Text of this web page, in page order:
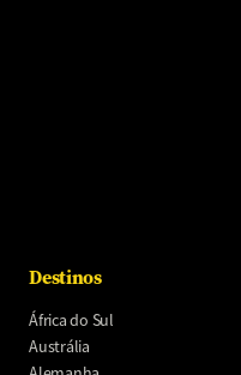
Destinos
África do Sul
Austrália